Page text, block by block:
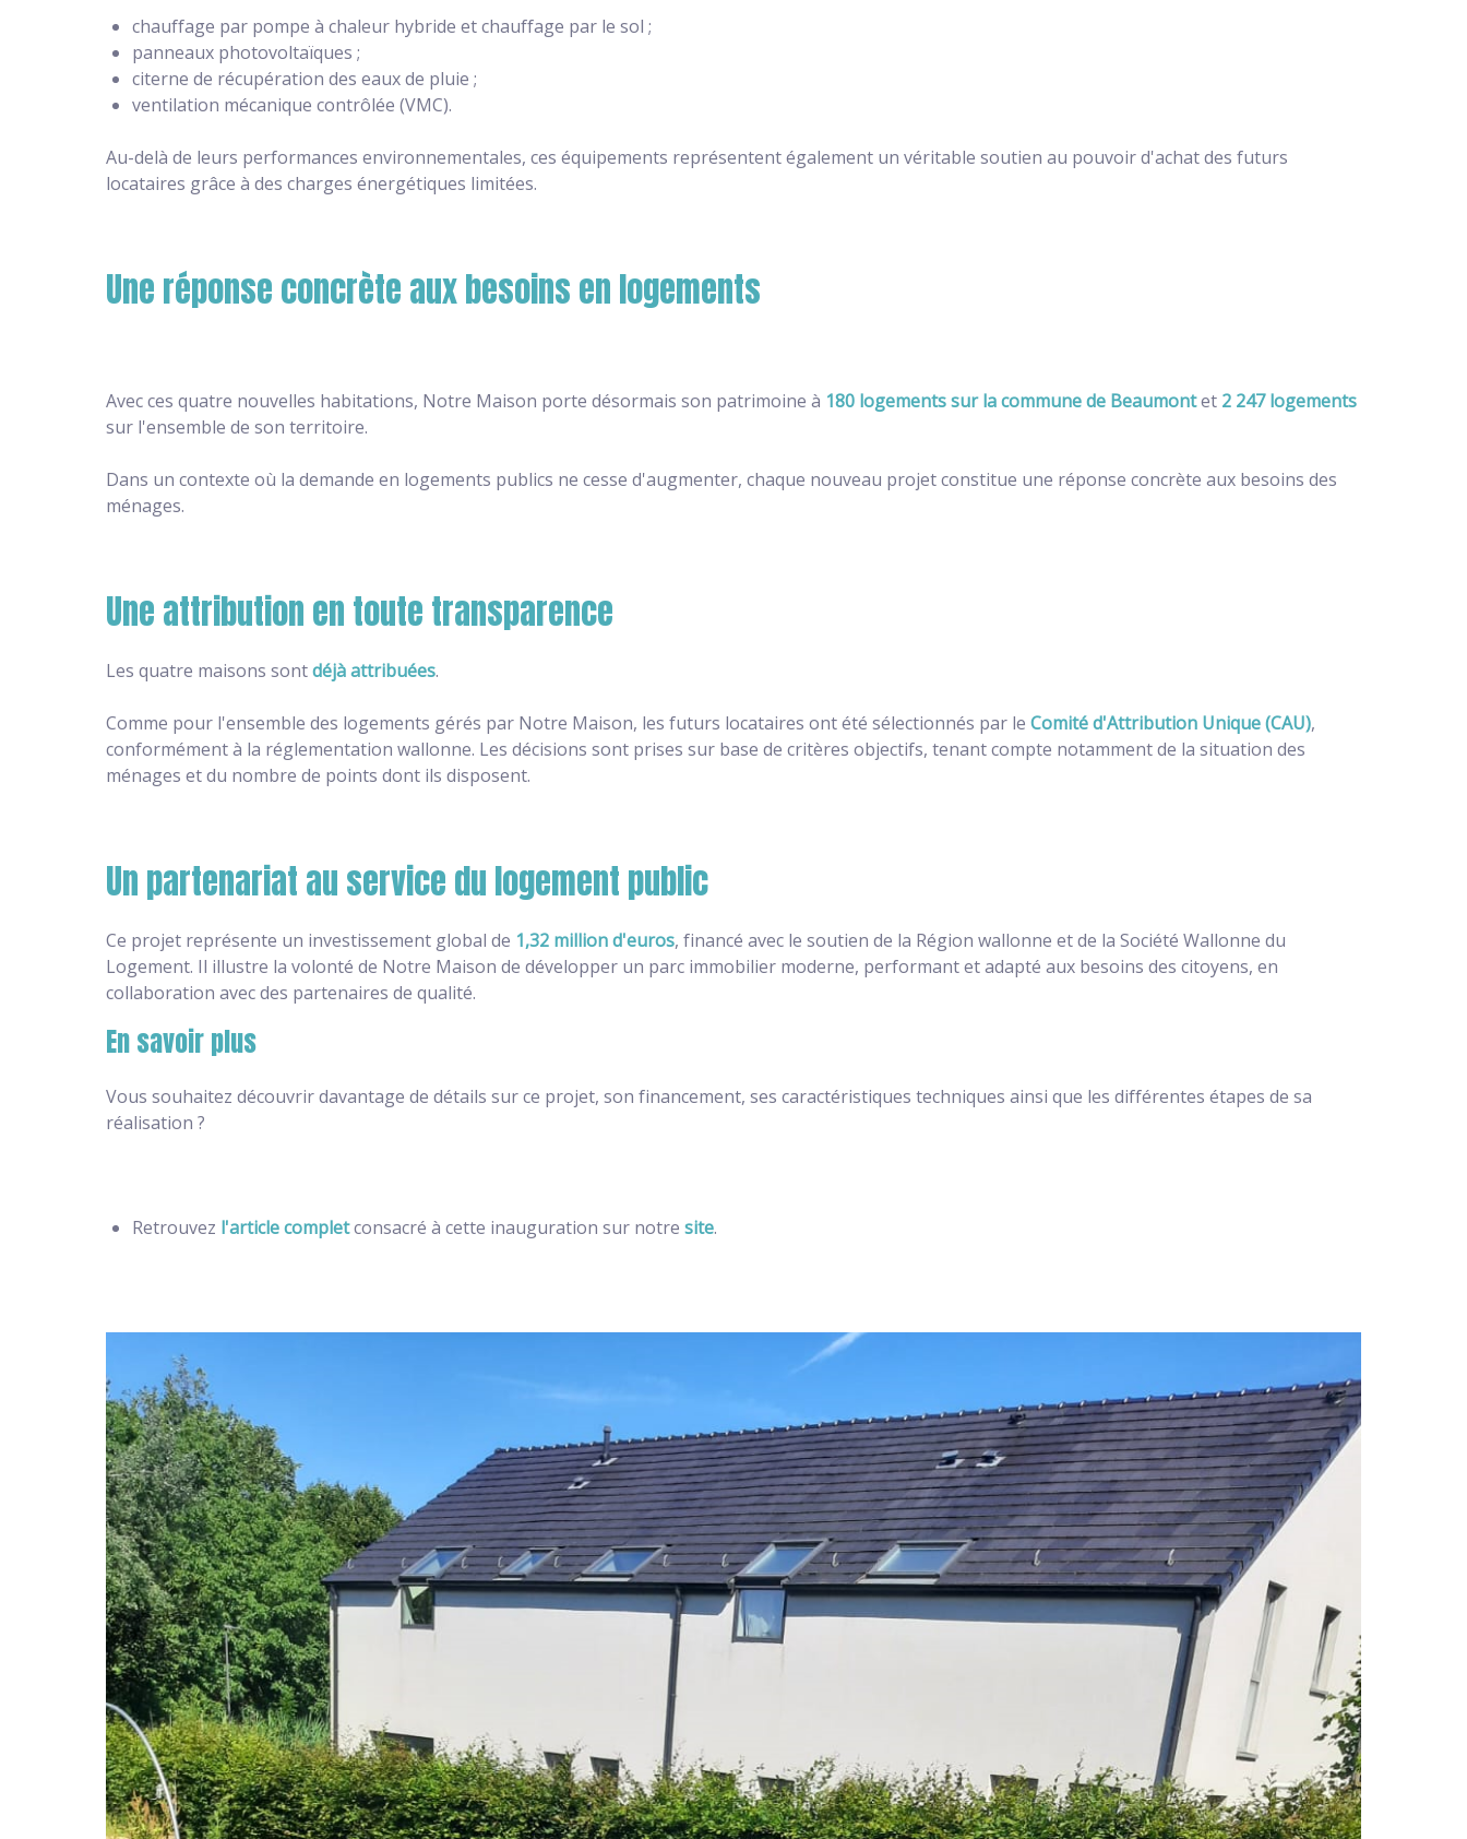
chauffage par pompe à chaleur hybride et chauffage par le sol ;
panneaux photovoltaïques ;
citerne de récupération des eaux de pluie ;
ventilation mécanique contrôlée (VMC).
Au-delà de leurs performances environnementales, ces équipements représentent également un véritable soutien au pouvoir d'achat des futurs
locataires grâce à des charges énergétiques limitées.
Une réponse concrète aux besoins en logements
Avec ces quatre nouvelles habitations, Notre Maison porte désormais son patrimoine à 180 logements sur la commune de Beaumontet 2 247 logements
sur l'ensemble de son territoire.
Dans un contexte où la demande en logements publics ne cesse d'augmenter, chaque nouveau projet constitue une réponse concrète aux besoins des
ménages.
Une attribution en toute transparence
Les quatre maisons sontdéjà attribuées.
Comme pour l'ensemble des logements gérés par Notre Maison, les futurs locataires ont été sélectionnés par le Comité d'Attribution Unique (CAU),
conformément à la réglementation wallonne. Les décisions sont prises sur base de critères objectifs, tenant compte notamment de la situation des
ménages et du nombre de points dont ils disposent.
Un partenariat au service du logement public
Ce projet représente un investissement global de 1,32 million d'euros, financé avec le soutien de la Région wallonne et de la Société Wallonne du
Logement. Il illustre la volonté de Notre Maison de développer un parc immobilier moderne, performant et adapté aux besoins des citoyens, en
collaboration avec des partenaires de qualité.
En savoir plus
Vous souhaitez découvrir davantage de détails sur ce projet, son financement, ses caractéristiques techniques ainsi que les différentes étapes de sa
réalisation ?
Retrouvez l'article completconsacré à cette inauguration sur notre site.